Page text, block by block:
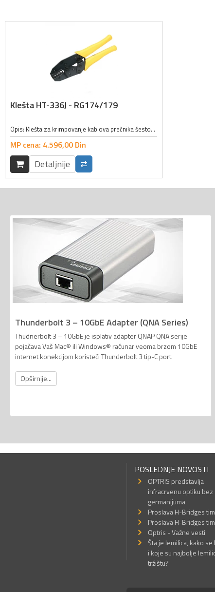
Klešta HT-336J - RG174/179
Opis: Klešta za krimpovanje kablova prečnika šestougla 1.07, 1.72, 1.98, 3.25, 3.84, 4.52, RG147, 179, Belden8218, fiber optički; Karakteristike: univerzalna klešta za krimpovanje od specijalnog čelika, nauljena, brusne površine,...
MP cena: 4.596,00 Din
Detaljnije
Thunderbolt 3 – 10GbE Adapter (QNA Series)
Thudnerbolt 3 – 10GbE je isplativ adapter QNAP QNA serije
pojačava Vaš Mac® ili Windows® računar veoma brzom 10GbE
internet konekcijom koristeći Thunderbolt 3 tip-C port.
Opširnije...
POSLEDNJE NOVOSTI
OPTRIS predstavlja
infracrvenu optiku bez
germanijuma
Proslava H-Bridges
Proslava H-Bridges
Optris - Važne vesti
Šta je lemilica, kako
i koje su najbolje
tržištu?